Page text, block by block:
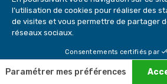
Adhérer en ligne
Vous souhaitez un
personnalisé ? Renseignez
contact, un conseiller vous
8.6/10